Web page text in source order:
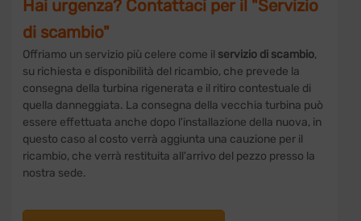
Hai urgenza? Contattaci per il "Servizio
di scambio"
Offriamo un servizio più celere come il servizio di scambio,
su richiesta e disponibilità del ricambio, che prevede la
consegna della turbina rigenerata e il ritiro contestuale di
quella danneggiata. La consegna della vecchia turbina può
essere effettuata anche dopo l'installazione della nuova, in
questo caso al costo verrà aggiunta una cauzione per il
ricambio, che verrà restituita all'arrivo del pezzo presso la
nostra sede.